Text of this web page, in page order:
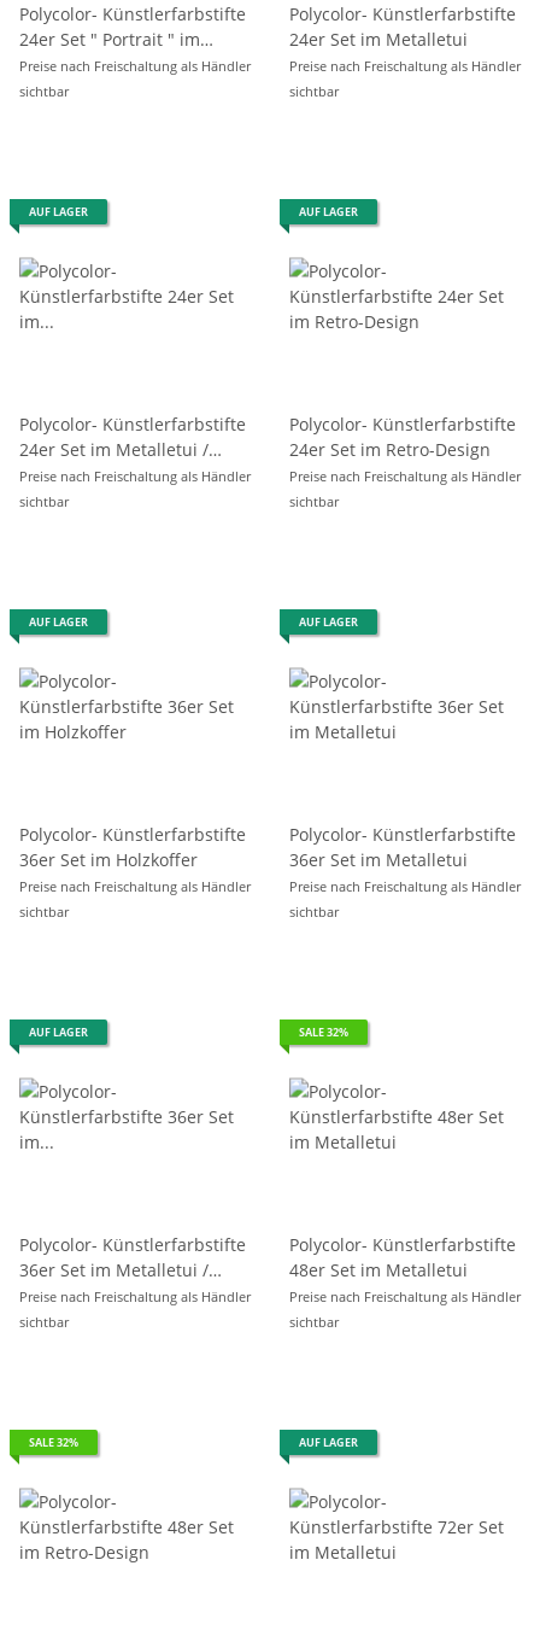
Polycolor- Künstlerfarbstifte
24er Set " Portrait " im
Metalletui / Blister
Preise nach Freischaltung als Händler
sichtbar
Polycolor- Künstlerfarbstifte
24er Set im Metalletui
Preise nach Freischaltung als Händler
sichtbar
AUF LAGER
Polycolor- Künstlerfarbstifte
24er Set im Metalletui /
Blister
Preise nach Freischaltung als Händler
sichtbar
AUF LAGER
Polycolor- Künstlerfarbstifte
24er Set im Retro-Design
Preise nach Freischaltung als Händler
sichtbar
AUF LAGER
Polycolor- Künstlerfarbstifte
36er Set im Holzkoffer
Preise nach Freischaltung als Händler
sichtbar
AUF LAGER
Polycolor- Künstlerfarbstifte
36er Set im Metalletui
Preise nach Freischaltung als Händler
sichtbar
AUF LAGER
Polycolor- Künstlerfarbstifte
36er Set im Metalletui /
Blister
Preise nach Freischaltung als Händler
sichtbar
SALE 32%
Polycolor- Künstlerfarbstifte
48er Set im Metalletui
Preise nach Freischaltung als Händler
sichtbar
SALE 32% AUF LAGER